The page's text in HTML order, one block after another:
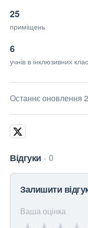
25
приміщень
6
учнів в інклюзивних
Останнє оновлення
Відгуки 0
Залишити
Ваша оцінка